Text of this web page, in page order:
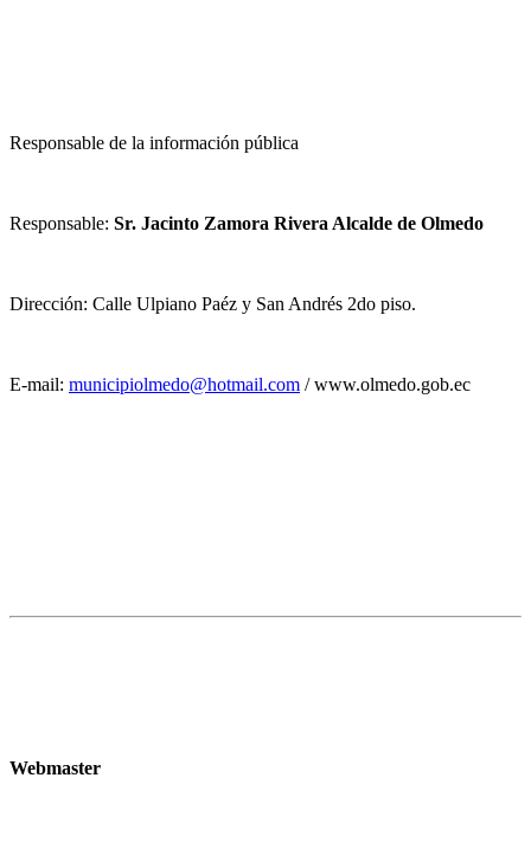
Responsable de la información pública
Responsable: Sr. Jacinto Zamora Rivera Alcalde de Olmedo
Dirección: Calle Ulpiano Paéz y San Andrés 2do piso.
E-mail: municipiolmedo@hotmail.com / www.olmedo.gob.ec
Webmaster